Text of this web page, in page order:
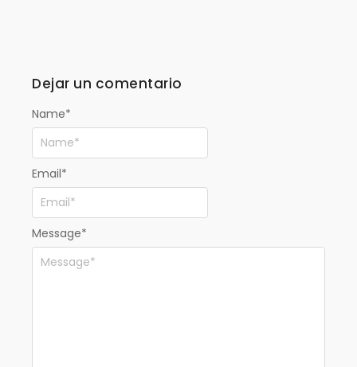
Dejar un comentario
Message*
Name*
Email*